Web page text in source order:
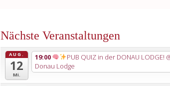
Nächste Veranstaltungen
AUG.
12
Mi.
19:00 PUB QUIZ in der DONAU LODGE!
Donau Lodge